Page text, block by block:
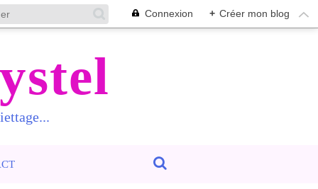
Connexion + Créer mon blog